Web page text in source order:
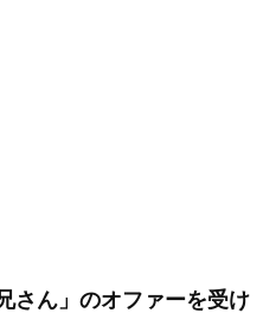
さん」のオファーを受け